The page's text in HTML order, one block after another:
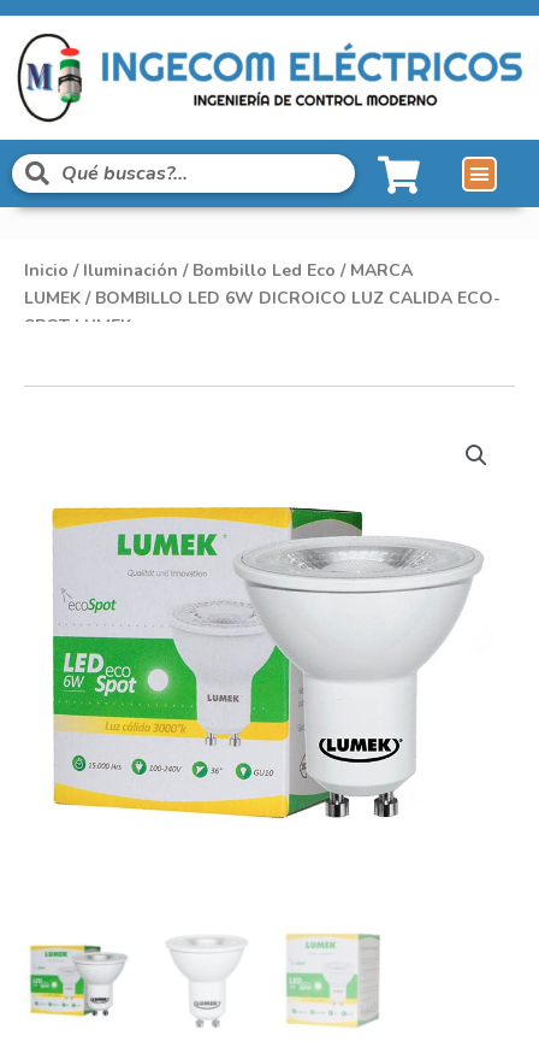
Inicio / Iluminación / Bombillo Led Eco / MARCA
LUMEK / BOMBILLO LED 6W DICROICO LUZ CALIDA ECO-
SPOT LUMEK